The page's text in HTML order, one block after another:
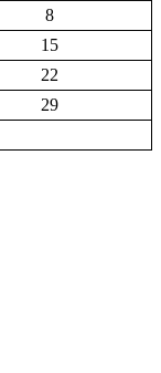
8
15
22
29